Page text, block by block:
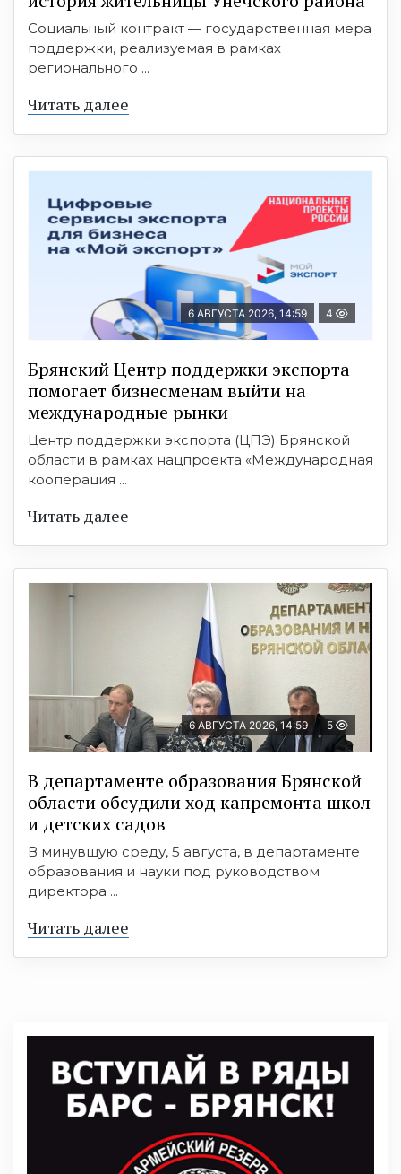
Социальный контракт — государственная мера
поддержки, реализуемая в рамках
регионального ...
Читать далее
6 АВГУСТА 2026, 14:59 4
Брянский Центр поддержки экспорта
помогает бизнесменам выйти на
международные рынки
Центр поддержки экспорта (ЦПЭ) Брянской
области в рамках нацпроекта «Международная
кооперация ...
Читать далее
6 АВГУСТА 2026, 14:59 5
В департаменте образования Брянской
области обсудили ход капремонта школ
и детских садов
В минувшую среду, 5 августа, в департаменте
образования и науки под руководством
директора ...
Читать далее